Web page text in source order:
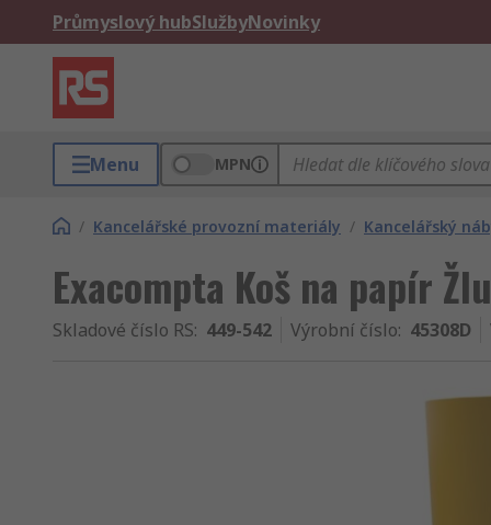
Průmyslový hubSlužbyNovinky
Menu MPN
/ Kancelářské provozní materiály / Kancelářský
Exacompta Koš na papír
Skladové číslo RS: 449-542 Výrobní číslo: 45308D